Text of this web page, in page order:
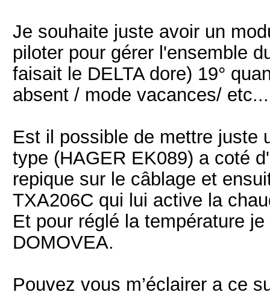
Je souhaite juste avoir un
piloter pour gérer l'ensemble
faisait le DELTA dore) 19°
absent / mode vacances/ etc...
Est il possible de mettre juste
type (HAGER EK089) a coté
repique sur le câblage et
TXA206C qui lui active la
Et pour réglé la température
DOMOVEA.
Pouvez vous m’éclairer a ce